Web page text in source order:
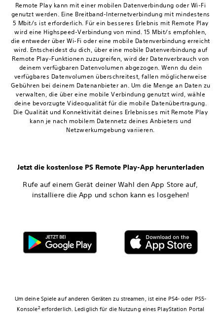
Remote Play kann mit einer mobilen Datenverbindung oder Wi-Fi
genutzt werden. Eine Breitband-Internetverbindung mit mindestens
5 Mbit/s ist erforderlich. Für ein besseres Erlebnis mit Remote Play
wird eine Highspeed-Verbindung von mind. 15 Mbit/s empfohlen,
die entweder über Wi-Fi oder eine mobile Datenverbindung erreicht
wird. Entscheidest du dich, über eine mobile Datenverbindung auf
Remote Play-Funktionen zuzugreifen, wird der Datenverbrauch von
deinem verfügbaren Datenvolumen abgezogen. Wenn du dein
verfügbares Datenvolumen überschreitest, fallen möglicherweise
Gebühren bei deinem Datenanbieter an. Um die Menge an Daten zu
verwalten, die über eine mobile Verbindung genutzt wird, wähle
deine bevorzugte Videoqualität für die mobile Datenübertragung.
Die Qualität und Konnektivität deines Erlebnisses mit Remote Play
kann je nach mobilem Datennetz deines Anbieters und
Netzwerkumgebung variieren.
Jetzt die kostenlose PS Remote Play-App herunterladen
Rufe auf einem Gerät deiner Wahl den App Store auf,
installiere die App und schon kann es losgehen!
Um deine Spiele auf anderen Geräten zu streamen, ist eine PS4- oder PS5-
Konsole2erforderlich. Lediglich für die Nutzung eines PlayStation Portal